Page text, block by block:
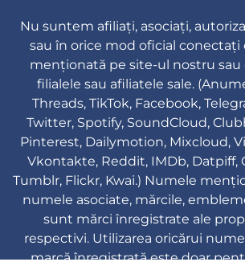
Nu suntem afiliați, asociați,
sau în orice mod oficial conectați
menționată pe site-ul nostru sau
filialele sau afiliatele sale.
Threads, TikTok, Facebook,
Twitter, Spotify, SoundCloud,
Pinterest, Dailymotion, Mixcloud,
Vkontakte, Reddit, IMDb, Datpiff,
Tumblr, Flickr, Kwai.) Numele
numele asociate, mărcile,
sunt mărci înregistrate ale
respectivi. Utilizarea oricărui
marcă înregistrată este doar